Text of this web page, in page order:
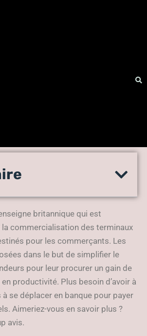
le terminal de
britannique qui est
commercialisation des terminaux
pour les commerçants. Les
dans le but de simplifier le
pour leur procurer un gain de
productivité. Plus besoin d’avoir à
se déplacer en banque pour payer
Aimeriez-vous en savoir plus ?
avis.